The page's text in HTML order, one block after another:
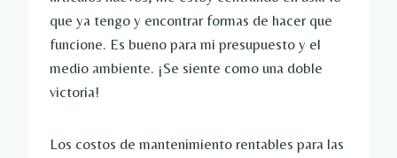
que ya tengo y encontrar formas de hacer que
funcione. Es bueno para mi presupuesto y el
medio ambiente. ¡Se siente como una doble
victoria!
Los costos de mantenimiento rentables para las